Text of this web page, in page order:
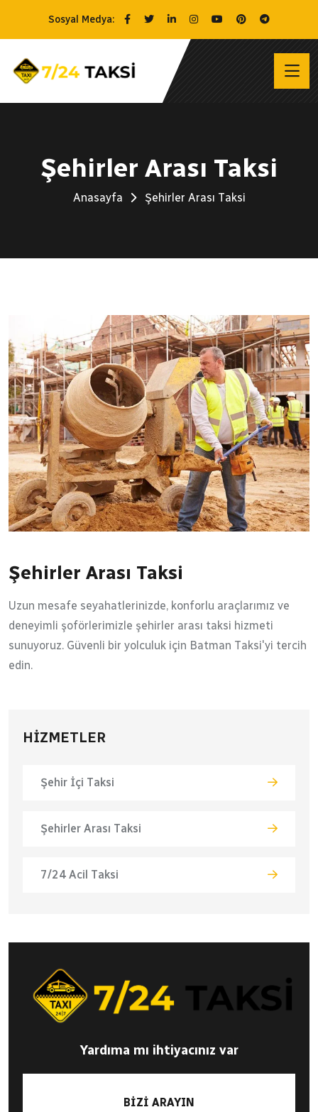
Sosyal Medya:
Şehirler Arası Taksi
Anasayfa Şehirler Arası Taksi
Şehirler Arası Taksi
Uzun mesafe seyahatlerinizde, konforlu araçlarımız ve
deneyimli şoförlerimizle şehirler arası taksi hizmeti
sunuyoruz. Güvenli bir yolculuk için Batman Taksi'yi tercih
edin.
HIZMETLER
Şehir İçi Taksi
Şehirler Arası Taksi
7/24 Acil Taksi
Yardıma mı ihtiyacınız var
BİZİ ARAYIN